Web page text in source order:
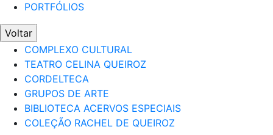
PORTFÓLIOS
Voltar
COMPLEXO CULTURAL
TEATRO CELINA QUEIROZ
CORDELTECA
GRUPOS DE ARTE
BIBLIOTECA ACERVOS ESPECIAIS
COLEÇÃO RACHEL DE QUEIROZ